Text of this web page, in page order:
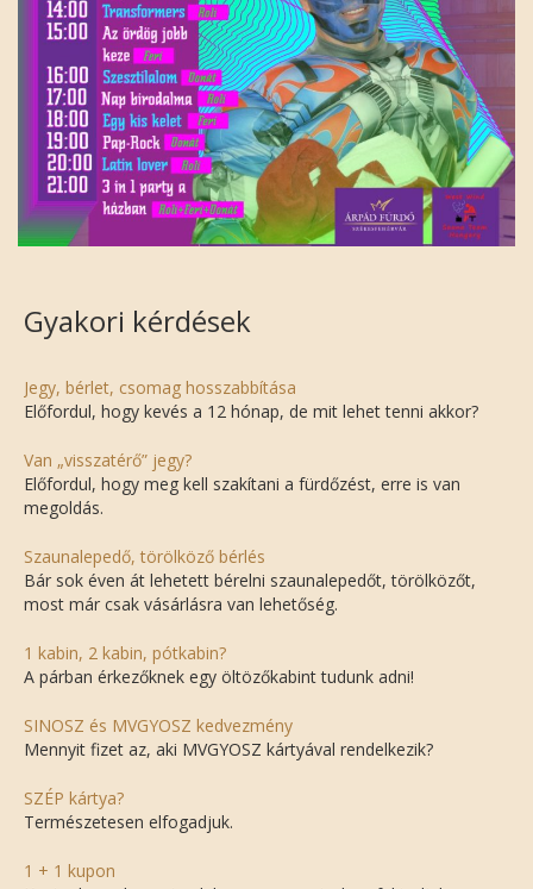
Gyakori kérdések
Jegy, bérlet, csomag hosszabbítása
Előfordul, hogy kevés a 12 hónap, de mit lehet tenni akkor?
Van „visszatérő” jegy?
Előfordul, hogy meg kell szakítani a fürdőzést, erre is van
megoldás.
Szaunalepedő, törölköző bérlés
Bár sok éven át lehetett bérelni szaunalepedőt, törölközőt,
most már csak vásárlásra van lehetőség.
1 kabin, 2 kabin, pótkabin?
A párban érkezőknek egy öltözőkabint tudunk adni!
SINOSZ és MVGYOSZ kedvezmény
Mennyit fizet az, aki MVGYOSZ kártyával rendelkezik?
SZÉP kártya?
Természetesen elfogadjuk.
1 + 1 kupon